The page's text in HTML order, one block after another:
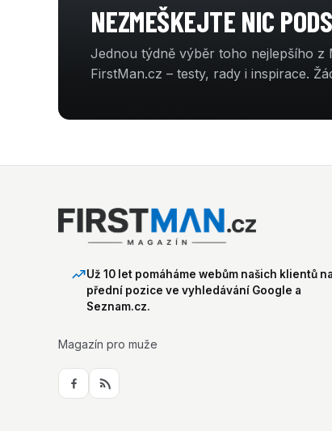
NEZMEŠKEJTE NIC
Jednou týdně výběr toho nejlepšího z
FirstMan.cz – testy, rady i inspirace.
Už 10 let pomáháme webům našich klientů na
přední pozice ve vyhledávání Google a
Seznam.cz.
Magazín pro muže